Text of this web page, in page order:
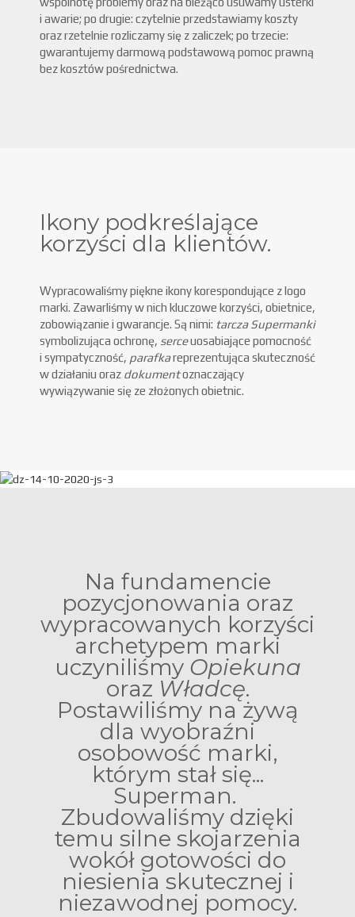
i awarie; po drugie: czytelnie przedstawiamy koszty
oraz rzetelnie rozliczamy się z zaliczek; po trzecie:
gwarantujemy darmową podstawową pomoc prawną
bez kosztów pośrednictwa.
Ikony podkreślające
korzyści dla klientów.
Wypracowaliśmy piękne ikony korespondujące z logo
marki. Zawarliśmy w nich kluczowe korzyści, obietnice,
zobowiązanie i gwarancje. Są nimi: tarcza Supermanki
symbolizująca ochronę, serceuosabiające pomocność
i sympatyczność, parafkareprezentująca skuteczność
w działaniu oraz dokumentoznaczający
wywiązywanie się ze złożonych obietnic.
Na fundamencie
pozycjonowania oraz
wypracowanych korzyści
archetypem marki
uczyniliśmy Opiekuna
oraz Władcę.
Postawiliśmy na żywą
dla wyobraźni
osobowość marki,
którym stał się...
Superman.
Zbudowaliśmy dzięki
temu silne skojarzenia
wokół gotowości do
niesienia skutecznej i
niezawodnej pomocy.